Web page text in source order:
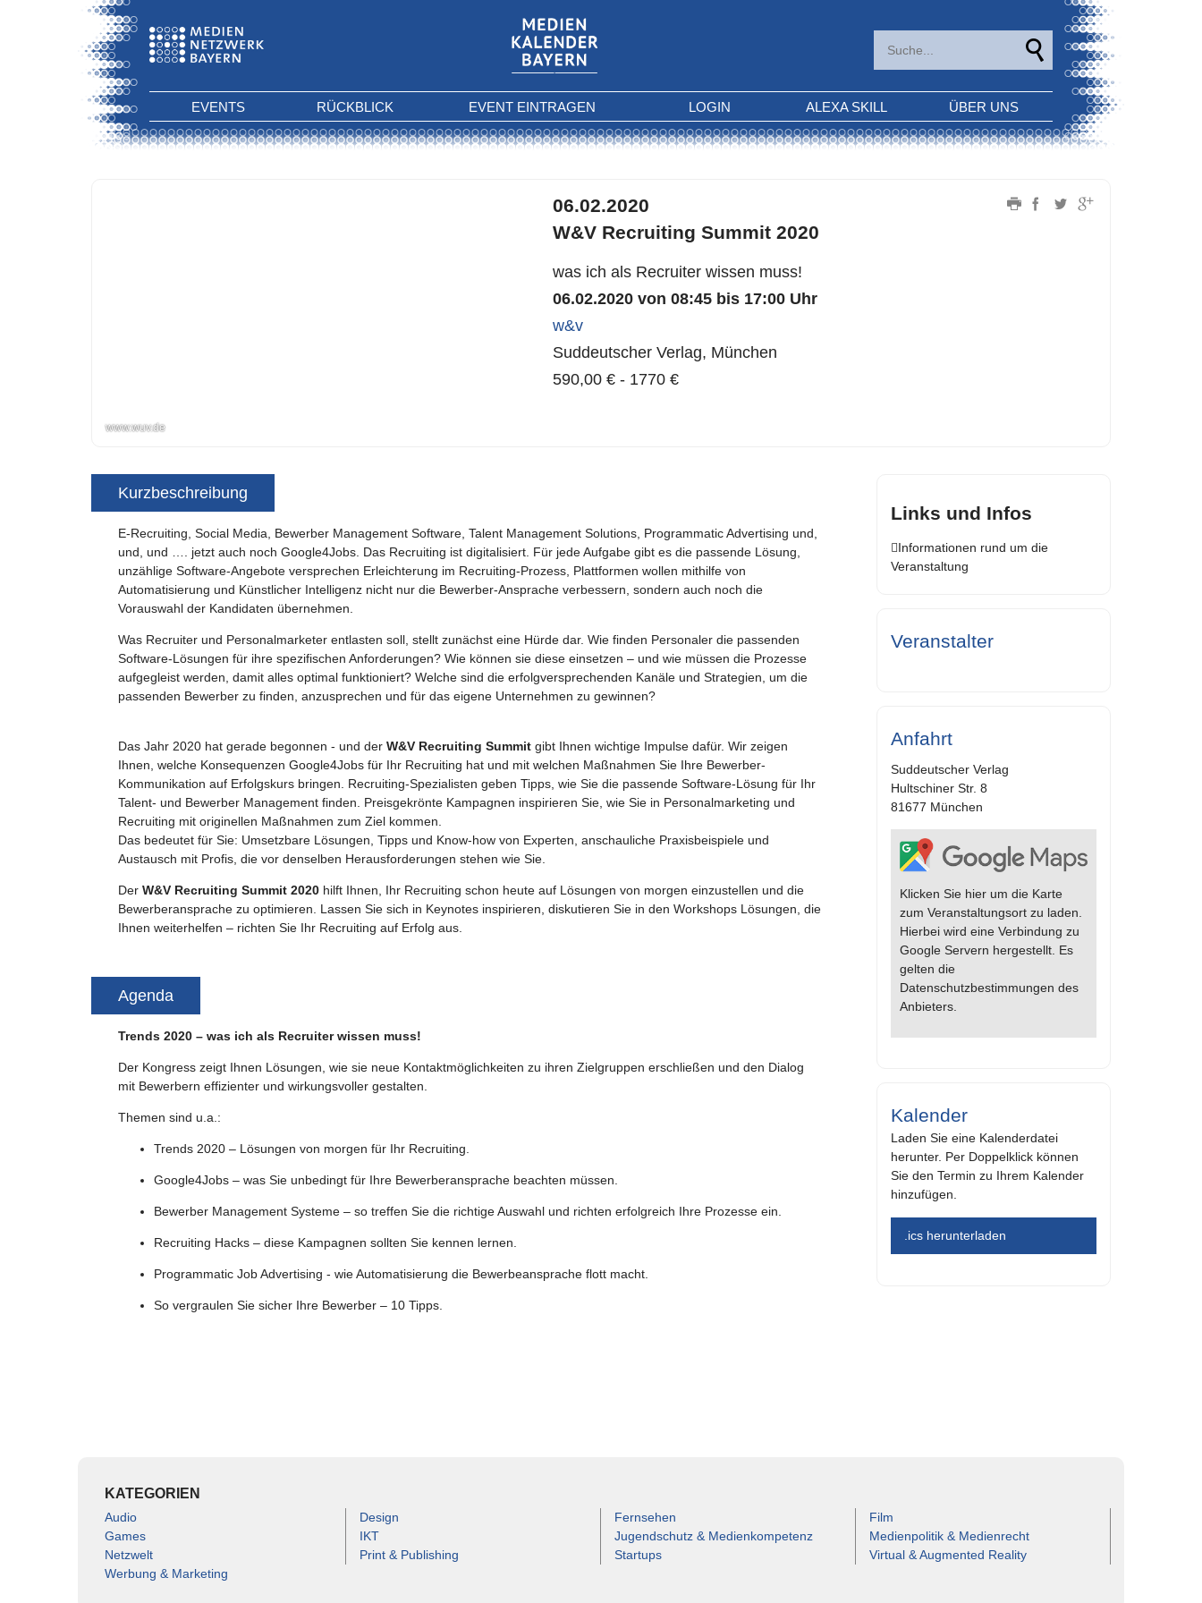
EVENTS RÜCKBLICK EVENT EINTRAGEN LOGIN ALEXA SKILL ÜBER UNS
www.wuv.de
06.02.2020
W&V Recruiting Summit 2020
was ich als Recruiter wissen muss!
06.02.2020 von 08:45 bis 17:00 Uhr
w&v
Suddeutscher Verlag, München
590,00 € - 1770 €
Kurzbeschreibung
E-Recruiting, Social Media, Bewerber Management Software, Talent Management Solutions, Programmatic Advertising und,
und, und …. jetzt auch noch Google4Jobs. Das Recruiting ist digitalisiert. Für jede Aufgabe gibt es die passende Lösung,
unzählige Software-Angebote versprechen Erleichterung im Recruiting-Prozess, Plattformen wollen mithilfe von
Automatisierung und Künstlicher Intelligenz nicht nur die Bewerber-Ansprache verbessern, sondern auch noch die
Vorauswahl der Kandidaten übernehmen.
Was Recruiter und Personalmarketer entlasten soll, stellt zunächst eine Hürde dar. Wie finden Personaler die passenden
Software-Lösungen für ihre spezifischen Anforderungen? Wie können sie diese einsetzen – und wie müssen die Prozesse
aufgegleist werden, damit alles optimal funktioniert? Welche sind die erfolgversprechenden Kanäle und Strategien, um die
passenden Bewerber zu finden, anzusprechen und für das eigene Unternehmen zu gewinnen?
Das Jahr 2020 hat gerade begonnen - und der W&V Recruiting Summit gibt Ihnen wichtige Impulse dafür. Wir zeigen
Ihnen, welche Konsequenzen Google4Jobs für Ihr Recruiting hat und mit welchen Maßnahmen Sie Ihre Bewerber-
Kommunikation auf Erfolgskurs bringen. Recruiting-Spezialisten geben Tipps, wie Sie die passende Software-Lösung für Ihr
Talent- und Bewerber Management finden. Preisgekrönte Kampagnen inspirieren Sie, wie Sie in Personalmarketing und
Recruiting mit originellen Maßnahmen zum Ziel kommen.
Das bedeutet für Sie: Umsetzbare Lösungen, Tipps und Know-how von Experten, anschauliche Praxisbeispiele und
Austausch mit Profis, die vor denselben Herausforderungen stehen wie Sie.
Der W&V Recruiting Summit 2020 hilft Ihnen, Ihr Recruiting schon heute auf Lösungen von morgen einzustellen und die
Bewerberansprache zu optimieren. Lassen Sie sich in Keynotes inspirieren, diskutieren Sie in den Workshops Lösungen, die
Ihnen weiterhelfen – richten Sie Ihr Recruiting auf Erfolg aus.
Agenda
Trends 2020 – was ich als Recruiter wissen muss!
Der Kongress zeigt Ihnen Lösungen, wie sie neue Kontaktmöglichkeiten zu ihren Zielgruppen erschließen und den Dialog
mit Bewerbern effizienter und wirkungsvoller gestalten.
Themen sind u.a.:
Trends 2020 – Lösungen von morgen für Ihr Recruiting.
Google4Jobs – was Sie unbedingt für Ihre Bewerberansprache beachten müssen.
Bewerber Management Systeme – so treffen Sie die richtige Auswahl und richten erfolgreich Ihre Prozesse ein.
Recruiting Hacks – diese Kampagnen sollten Sie kennen lernen.
Programmatic Job Advertising - wie Automatisierung die Bewerbeansprache flott macht.
So vergraulen Sie sicher Ihre Bewerber – 10 Tipps.
Links und Infos
Informationen rund um die
Veranstaltung
Veranstalter
Anfahrt
Suddeutscher Verlag
Hultschiner Str. 8
81677 München
Klicken Sie hier um die Karte
zum Veranstaltungsort zu laden.
Hierbei wird eine Verbindung zu
Google Servern hergestellt. Es
gelten die
Datenschutzbestimmungen des
Anbieters.
Kalender
Laden Sie eine Kalenderdatei
herunter. Per Doppelklick können
Sie den Termin zu Ihrem Kalender
hinzufügen.
.ics herunterladen
KATEGORIEN
Audio Design Fernsehen
Film
Games
IKT Jugendschutz & Medienkompetenz
Medienpolitik & Medienrecht
Netzwelt
Print & Publishing Startups
Virtual & Augmented Reality
Werbung & Marketing